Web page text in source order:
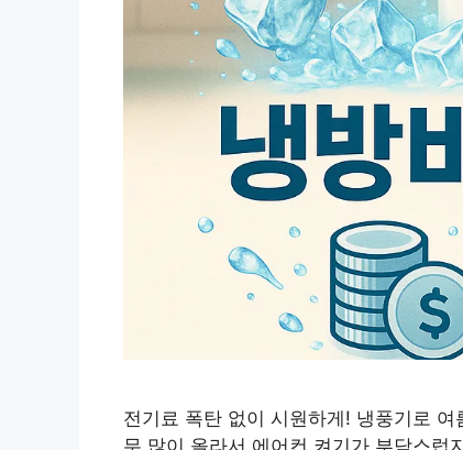
전기료 폭탄 없이 시원하게! 냉풍기로